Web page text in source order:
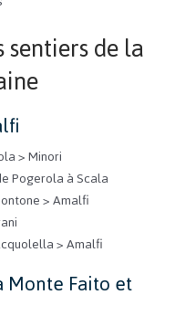
de la
> Minori
Pogerola à Scala
> Amalfi
> Amalfi
Monte Faito et